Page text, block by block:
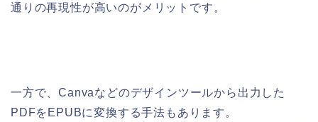
通りの再現性が高いのがメリットです。
一方で、Canvaなどのデザインツールから出力した
PDFをEPUBに変換する手法もあります。